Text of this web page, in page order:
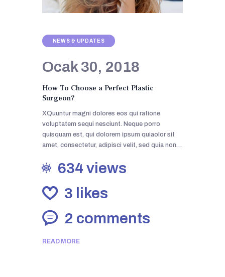
NEWS & UPDATES
Ocak 30, 2018
How To Choose a Perfect Plastic
Surgeon?
XQuuntur magni dolores eos qui ratione
voluptatem sequi nesciunt. Neque porro
quisquam est, qui dolorem ipsum quiaolor sit
amet, consectetur, adipisci velit, sed quia non…
634 views
3 likes
2 comments
READ MORE